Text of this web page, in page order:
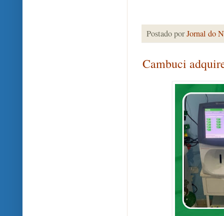
Postado porJornal do
Cambuci